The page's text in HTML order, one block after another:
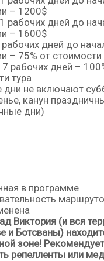
– 1200$
рабочих дней до
– 1600$
дней до
– 75% от стоимости
рабочих дней –
тура
дни не включают
канун
дни)
в программе
Виктория (и вся
и Ботсваны)
зоне!
репелленты или